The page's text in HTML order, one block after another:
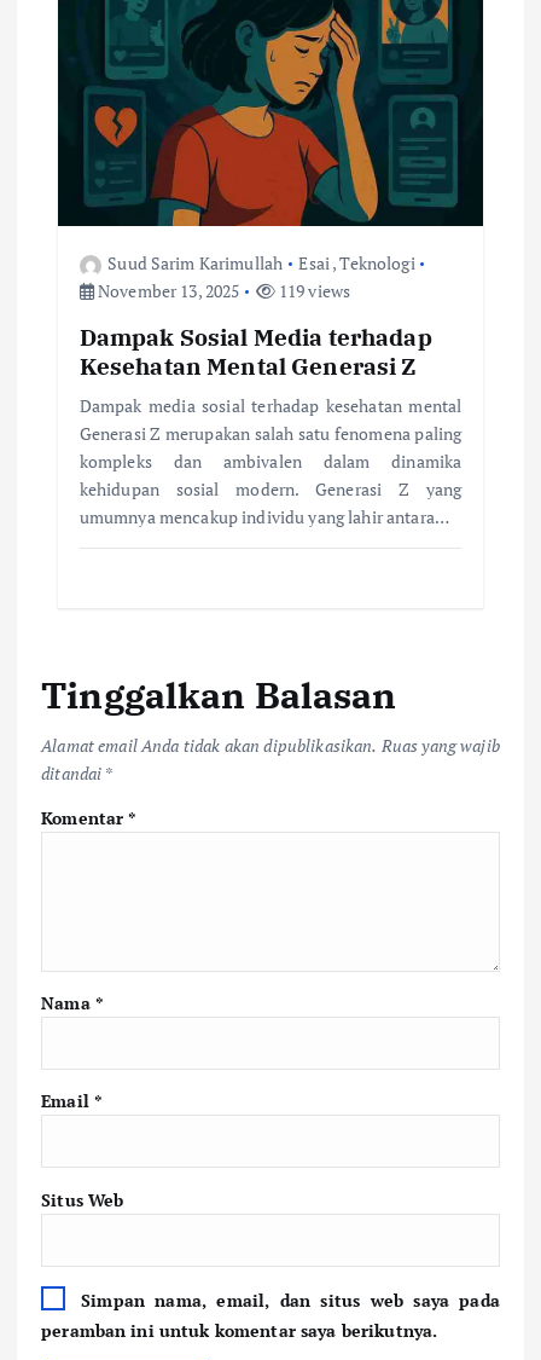
Suud Sarim Karimullah Esai,Teknologi
November 13, 2025
119 views
Dampak Sosial Media terhadap
Kesehatan Mental Generasi Z
Dampak media sosial terhadap kesehatan mental
Generasi Z merupakan salah satu fenomena paling
kompleks dan ambivalen dalam dinamika
kehidupan sosial modern. Generasi Z yang
umumnya mencakup individu yang lahir antara…
Tinggalkan Balasan
Alamat email Anda tidak akan dipublikasikan. Ruas yang wajib
ditandai *
Komentar*
Nama *
Email *
Situs Web
Simpan nama, email, dan situs web saya pada
peramban ini untuk komentar saya berikutnya.